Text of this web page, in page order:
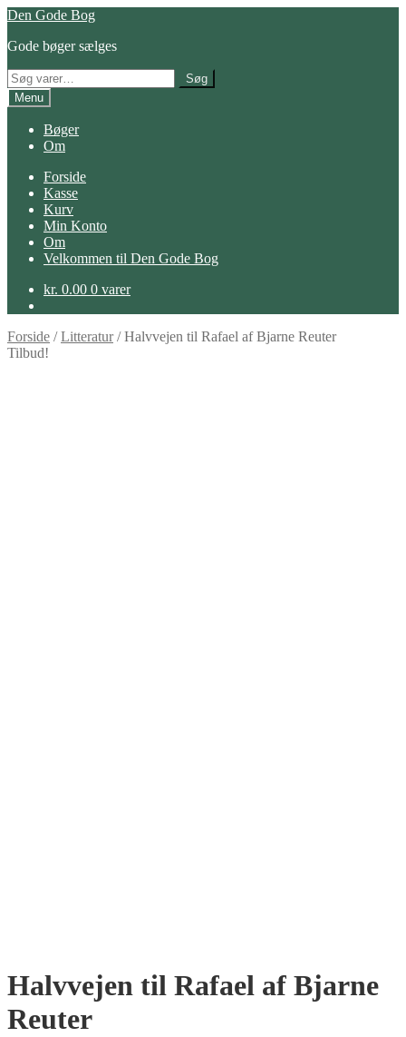
Spring
navigation
Spring
indhold
Den Gode Bog
Gode bøger sælges
Søg
efter:
Søg
Menu
Bøger
Om
Forside
Kasse
Kurv
Min Konto
Om
Velkommen til Den Gode Bog
kr. 0.00 0 varer
Forside /Litteratur/Halvvejen til Rafael af Bjarne Reuter
Tilbud!
Halvvejen til Rafael af Bjarne
Reuter